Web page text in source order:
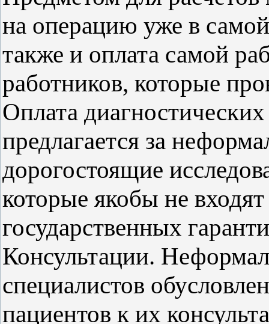
на операцию уже в
также и оплата самой
работников, которые
Оплата
предлагается за
дорогостоящие
которые якобы не
государственных
Консультации.
специалистов
пациентов к их